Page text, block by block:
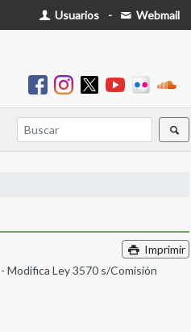
Usuarios - Webmail
Imprimir
Modifica Ley 3570 s/Comisión